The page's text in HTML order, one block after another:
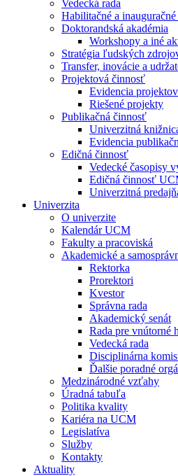
Vedecká rada
Habilitačné a
Doktorandská akadémia
Workshopy a iné
Stratégia ľudských
Transfer, inovácie a
Projektová činnosť
Evidencia
Riešené projekty
Publikačná činnosť
Univerzitná
Evidencia
Edičná činnosť
Vedecké časopisy
Edičná činnosť
Univerzitná
Univerzita
O univerzite
Kalendár UCM
Fakulty a pracoviská
Akademické a
Rektorka
Prorektori
Kvestor
Správna rada
Akademický senát
Rada pre vnútorné
Vedecká rada
Disciplinárna
Ďalšie poradné
Medzinárodné vzťahy
Úradná tabuľa
Politika kvality
Kariéra na UCM
Legislatíva
Služby
Kontakty
Aktuality